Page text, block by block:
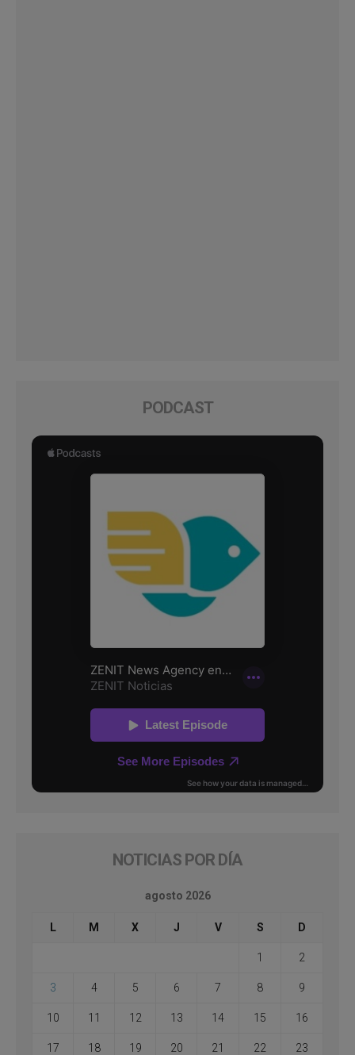
PODCAST
NOTICIAS POR DÍA
agosto 2026
L M X J V S D
1 2
3 4 5 6 7 8 9
10 11 12 13 14 15 16
17 18 19 20 21 22 23